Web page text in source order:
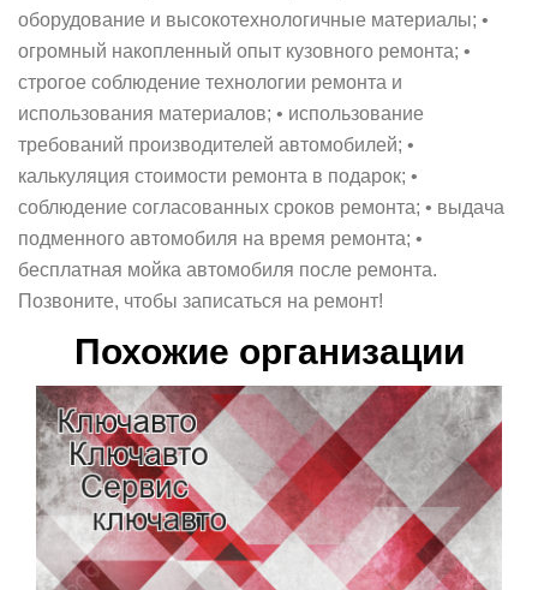
оборудование и высокотехнологичные материалы; •
огромный накопленный опыт кузовного ремонта; •
строгое соблюдение технологии ремонта и
использования материалов; • использование
требований производителей автомобилей; •
калькуляция стоимости ремонта в подарок; •
соблюдение согласованных сроков ремонта; • выдача
подменного автомобиля на время ремонта; •
бесплатная мойка автомобиля после ремонта.
Позвоните, чтобы записаться на ремонт!
Похожие организации